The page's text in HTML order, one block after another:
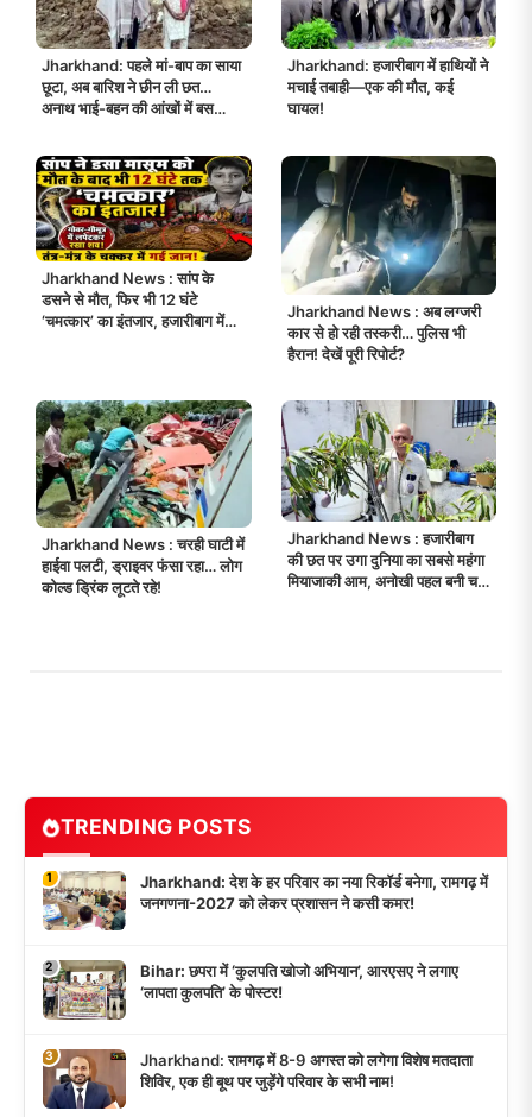
Jharkhand: पहले मां-बाप का साया
छूटा, अब बारिश ने छीन ली छत…
अनाथ भाई-बहन की आंखों में बस
Jharkhand: हजारीबाग में हाथियों ने
मचाई तबाही—एक की मौत, कई
घायल!
Jharkhand News : सांप के
डसने से मौत, फिर भी 12 घंटे
‘चमत्कार’ का इंतजार, हजारीबाग में
Jharkhand News : अब लग्जरी
कार से हो रही तस्करी… पुलिस भी
हैरान! देखें पूरी रिपोर्ट?
Jharkhand News : चरही घाटी में
हाईवा पलटी, ड्राइवर फंसा रहा… लोग
कोल्ड ड्रिंक लूटते रहे!
Jharkhand News : हजारीबाग
की छत पर उगा दुनिया का सबसे महंगा
मियाजाकी आम, अनोखी पहल बनी चर्चा
TRENDING POSTS
1
Jharkhand: देश के हर परिवार का नया रिकॉर्ड बनेगा, रामगढ़ में
जनगणना-2027 को लेकर प्रशासन ने कसी कमर!
2
Bihar: छपरा में ‘कुलपति खोजो अभियान’, आरएसए ने लगाए
‘लापता कुलपति’ के पोस्टर!
3
Jharkhand: रामगढ़ में 8-9 अगस्त को लगेगा विशेष मतदाता
शिविर, एक ही बूथ पर जुड़ेंगे परिवार के सभी नाम!